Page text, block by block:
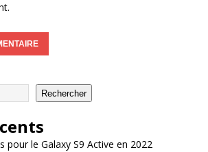
Rechercher
pour le Galaxy S9 Active en 2022